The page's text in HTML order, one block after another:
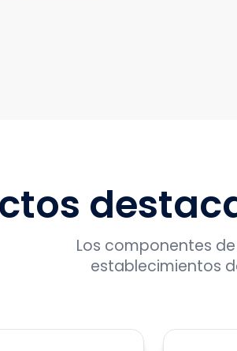
Los componentes
establecimientos